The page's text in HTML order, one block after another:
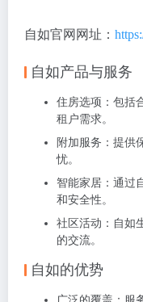
自如官网网址：
自如产品与服务
住房选项 ：包括
租户需求。
附加服务 ：提供
忧。
智能家居 ：通过
和安全性。
社区活动 ：自如
的交流。
自如的优势